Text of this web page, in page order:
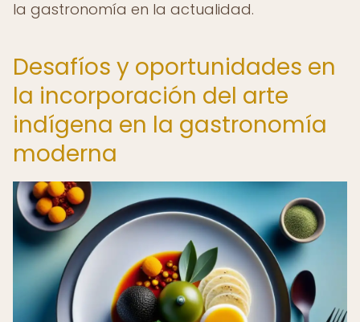
la gastronomía en la actualidad.
Desafíos y oportunidades en
la incorporación del arte
indígena en la gastronomía
moderna